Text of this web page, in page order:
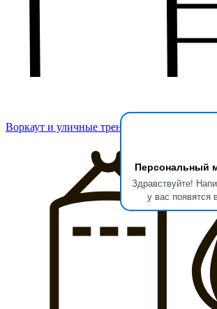
Персональный
Здравствуйте!
у вас появятся
Воркаут и уличные тренажеры